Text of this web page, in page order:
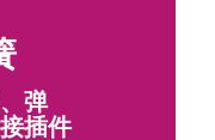
弹
插件